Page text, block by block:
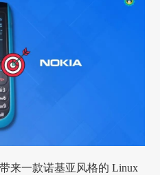
来一款诺基亚风格的 Linux